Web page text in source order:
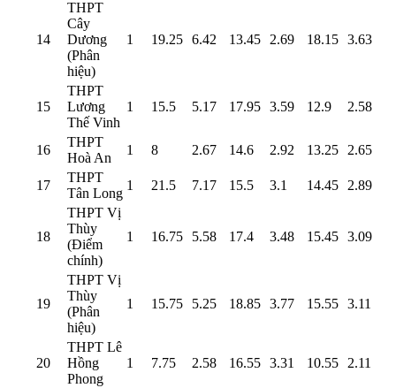
14
THPT
Cây
Dương
(Phân
hiệu)
1 19.25 6.42 13.45 2.69 18.15 3.63
15
THPT
Lương
Thế Vinh
1 15.5 5.17 17.95 3.59 12.9 2.58
16
THPT
Hoà An
1 8 2.67 14.6 2.92 13.25 2.65
17
THPT
Tân Long
1 21.5 7.17 15.5 3.1 14.45 2.89
18
THPT Vị
Thùy
(Điểm
chính)
1 16.75 5.58 17.4 3.48 15.45 3.09
19
THPT Vị
Thùy
(Phân
hiệu)
1 15.75 5.25 18.85 3.77 15.55 3.11
20
THPT Lê
Hồng
Phong
1 7.75 2.58 16.55 3.31 10.55 2.11